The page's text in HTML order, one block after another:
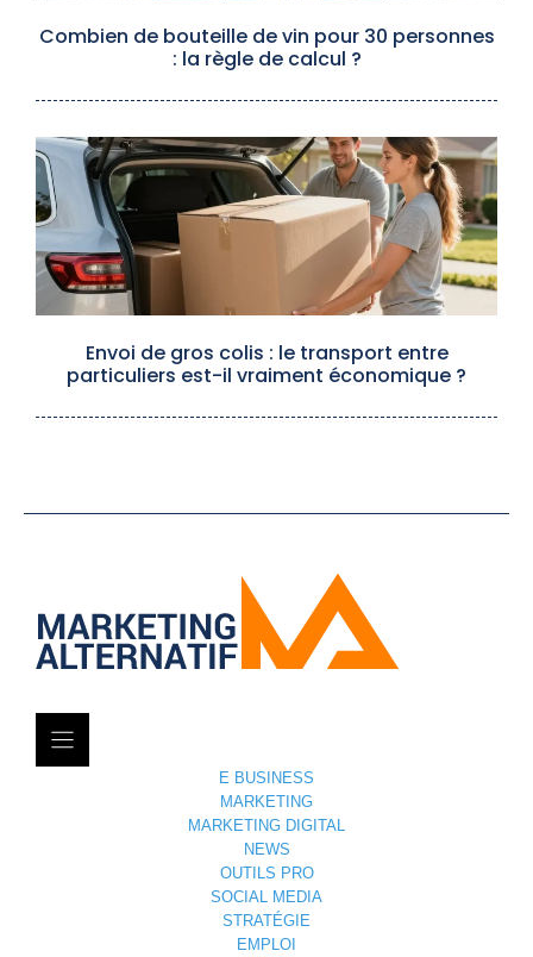
Combien de bouteille de vin pour 30 personnes
: la règle de calcul ?
Envoi de gros colis : le transport entre
particuliers est-il vraiment économique ?
E BUSINESS
MARKETING
MARKETING DIGITAL
NEWS
OUTILS PRO
SOCIAL MEDIA
STRATÉGIE
EMPLOI